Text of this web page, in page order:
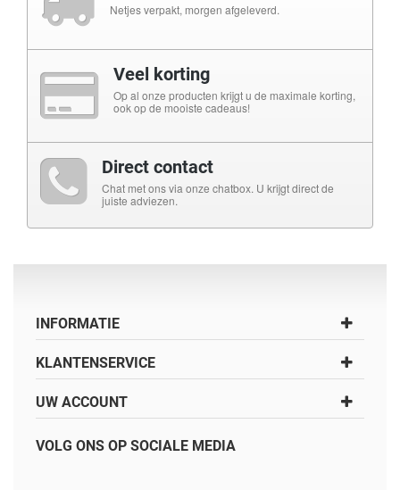
Netjes verpakt, morgen afgeleverd.
Veel korting
Op al onze producten krijgt u de maximale korting,
ook op de mooiste cadeaus!
Direct contact
Chat met ons via onze chatbox. U krijgt direct de
juiste adviezen.
INFORMATIE
KLANTENSERVICE
UW ACCOUNT
VOLG ONS OP SOCIALE MEDIA